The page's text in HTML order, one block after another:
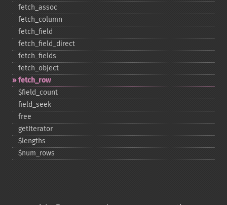
fetch_​assoc
fetch_​column
fetch_​field
fetch_​field_​direct
fetch_​fields
fetch_​object
fetch_​row
$field_​count
field_​seek
free
getIterator
$lengths
$num_​rows